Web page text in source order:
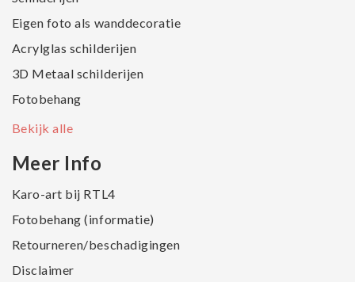
Eigen foto als wanddecoratie
Acrylglas schilderijen
3D Metaal schilderijen
Fotobehang
Bekijk alle
Meer Info
Karo-art bij RTL4
Fotobehang (informatie)
Retourneren/beschadigingen
Disclaimer